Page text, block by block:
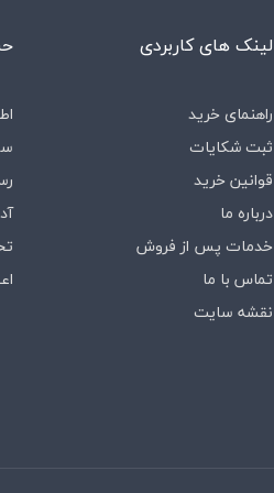
لینک های کاربردی
راهنمای خرید
ثبت شکایات
قوانین خرید
درباره‌ ما
خدمات پس از فروش
تماس با ما
نقشه سایت